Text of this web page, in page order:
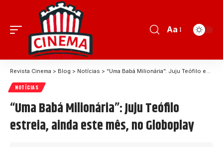
Aa
Revista Cinema > Blog > Notícias > “Uma Babá Milionária”: Juju Teófilo estreia, ainda este mês, no Globoplay
NOTÍCIAS
“Uma Babá Milionária”: Juju Teófilo
estreia, ainda este mês, no Globoplay